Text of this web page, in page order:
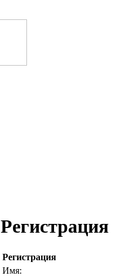
Регистрация
Регистрация
Имя: